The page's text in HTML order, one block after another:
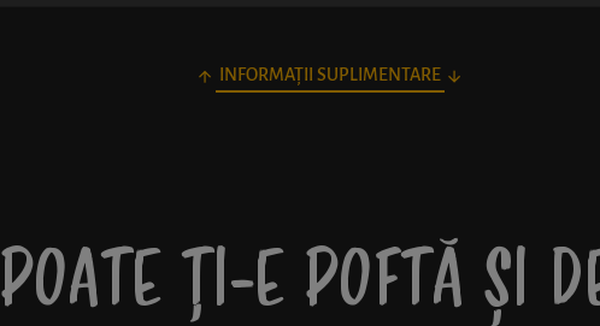
INFORMAȚII SUPLIMENTARE
POATE ȚI-E POFTĂ ȘI